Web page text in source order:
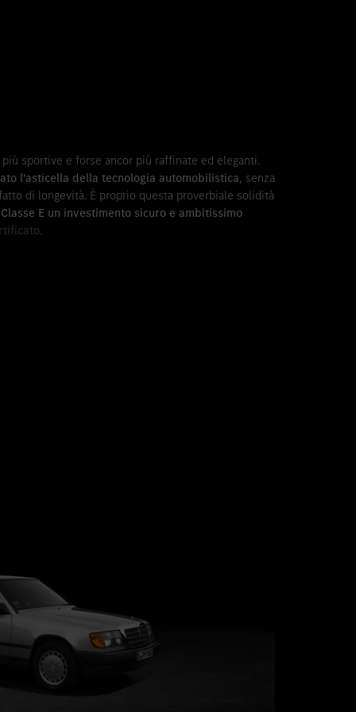
sportive e forse ancor più raffinate ed eleganti.
l'asticella della tecnologia automobilistica, senza
di longevità. È proprio questa proverbiale solidità
E un investimento sicuro e ambitissimo
.